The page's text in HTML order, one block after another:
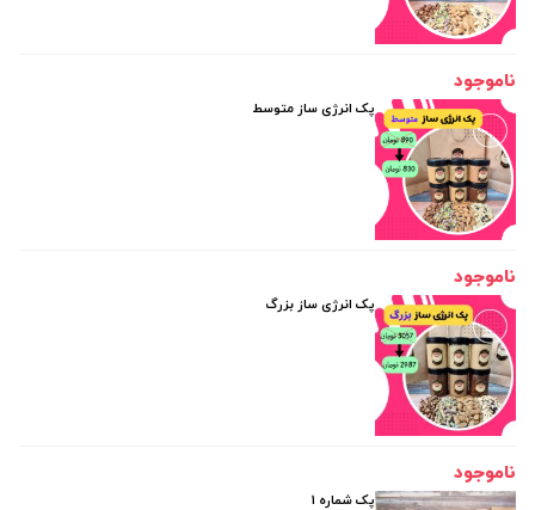
ناموجود
پک انرژی ساز متوسط
ناموجود
پک انرژی ساز بزرگ
ناموجود
پک شماره 1